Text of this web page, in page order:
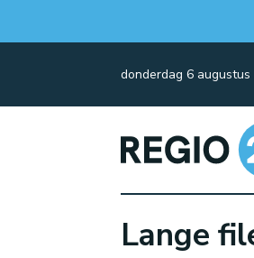
donderdag 6 augustus
Lange